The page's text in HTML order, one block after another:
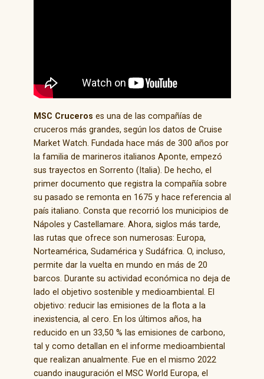
MSC Cruceros es una de las compañías de
cruceros más grandes, según los datos de Cruise
Market Watch. Fundada hace más de 300 años por
la familia de marineros italianos Aponte, empezó
sus trayectos en Sorrento (Italia). De hecho, el
primer documento que registra la compañía sobre
su pasado se remonta en 1675 y hace referencia al
país italiano. Consta que recorrió los municipios de
Nápoles y Castellamare. Ahora, siglos más tarde,
las rutas que ofrece son numerosas: Europa,
Norteamérica, Sudamérica y Sudáfrica. O, incluso,
permite dar la vuelta en mundo en más de 20
barcos. Durante su actividad económica no deja de
lado el objetivo sostenible y medioambiental. El
objetivo: reducir las emisiones de la flota a la
inexistencia, al cero. En los últimos años, ha
reducido en un 33,50 % las emisiones de carbono,
tal y como detallan en el informe medioambiental
que realizan anualmente. Fue en el mismo 2022
cuando inauguración el MSC World Europa, el